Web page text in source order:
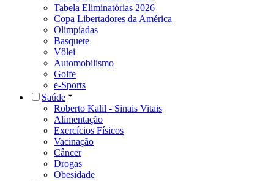
Tabela Eliminatórias 2026
Copa Libertadores da América
Olimpíadas
Basquete
Vôlei
Automobilismo
Golfe
e-Sports
Saúde
Roberto Kalil - Sinais Vitais
Alimentação
Exercícios Físicos
Vacinação
Câncer
Drogas
Obesidade